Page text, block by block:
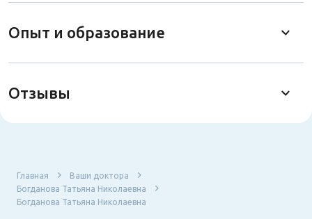
Опыт и образование
Отзывы
Главная
Ваши доктора
Богданова Татьяна Николаевна
Богданова Татьяна Николаевна